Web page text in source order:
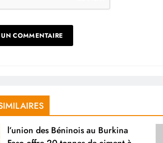
l’union des Béninois au Burkina